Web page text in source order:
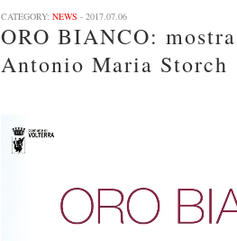
CATEGORY: NEWS - 2017.07.06
ORO BIANCO:
Antonio Maria Storch